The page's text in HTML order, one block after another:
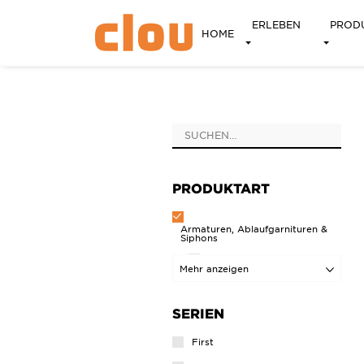
HOME
ERLEBEN
PRODUKTART
Armaturen, Ablaufgarnituren &
Siphons
Mehr anzeigen
SERIEN
First